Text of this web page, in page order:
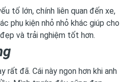
tố lớn, chính liên quan đến xe,
phụ kiện nhỏ nhỏ khác giúp cho
và trải nghiệm tốt hơn.
rất đã. Cái này ngon hơn khi anh